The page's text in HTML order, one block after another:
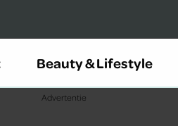
Beauty & Lifestyle